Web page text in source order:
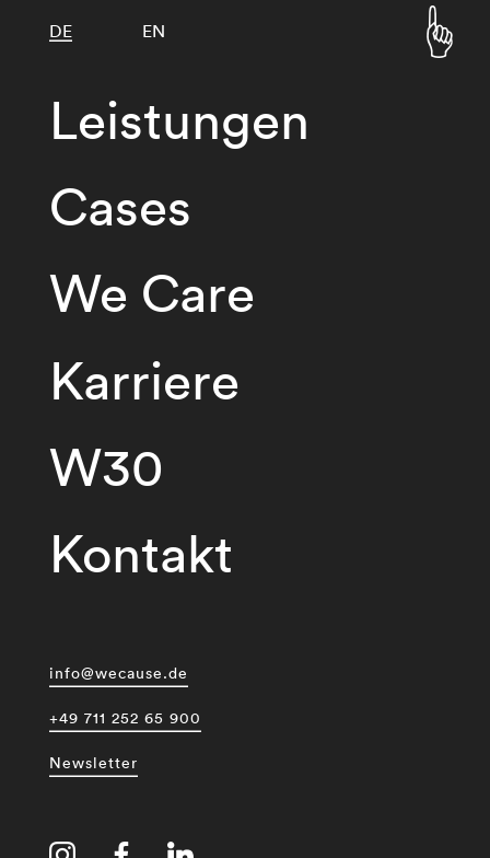
Leistungen
Cases
We Care
Karriere
W30
Kontakt
DE EN
info@wecause.de
+49 711 252 65 900
Newsletter